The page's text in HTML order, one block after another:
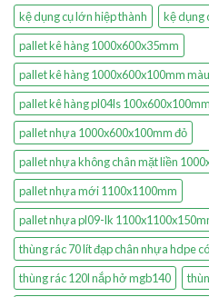
kệ dụng cụ lớn hiệp thành kệ dụng
pallet kê hàng 1000x600x35mm
pallet kê hàng 1000x600x100mm
pallet kê hàng pl04ls 100x600x100mm
pallet nhựa 1000x600x100mm đỏ
pallet nhựa không chân mặt liền
pallet nhựa mới 1100x1100mm
pallet nhựa pl09-lk
thùng rác 70 lít đạp chân nhựa hdpe
thùng rác 120l nắp hở mgb140